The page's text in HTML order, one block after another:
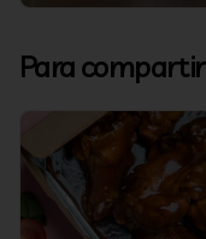
Para compartir